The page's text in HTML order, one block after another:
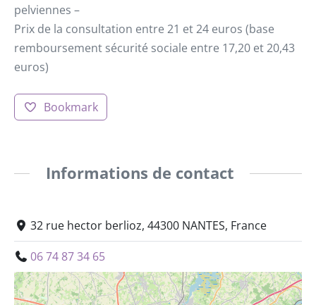
pelviennes –
Prix de la consultation entre 21 et 24 euros (base
remboursement sécurité sociale entre 17,20 et 20,43
euros)
Bookmark
Informations de contact
32 rue hector berlioz, 44300 NANTES, France
06 74 87 34 65